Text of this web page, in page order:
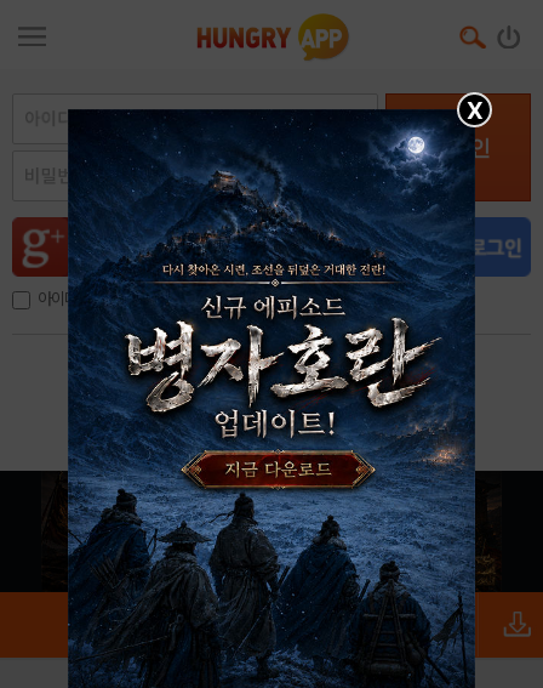
로그인
아이디, 이메일 저장
아이디 / 비밀번호 찾기 회원가입
X